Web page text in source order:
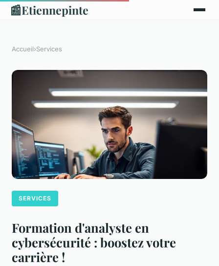
📰Etiennepinte
Accueil›Services
SERVICES
Formation d'analyste en
cybersécurité : boostez votre
carrière !